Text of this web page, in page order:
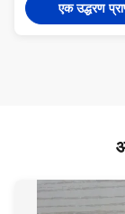
एक उद्धरण